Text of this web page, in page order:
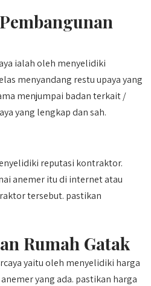
ialah oleh menyelidiki
menyandang restu upaya yang
menjumpai badan terkait /
yang lengkap dan sah.
reputasi kontraktor.
anemer itu di internet atau
tersebut. pastikan
Rumah Gatak
yaitu oleh menyelidiki harga
yang ada. pastikan harga